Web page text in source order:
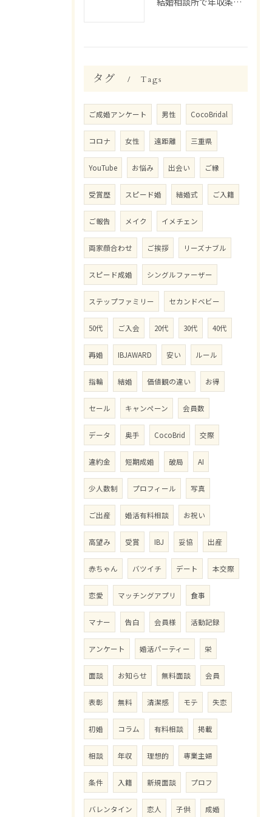
タグ Tags
ご成婚アンケート 男性 CocoBridal
コロナ 女性 遠距離 三重県
YouTube お悩み 出会い ご縁
受賞歴 スピード婚 結婚式 ご入籍
ご報告 メイク イメチェン
両家顔合わせ ご挨拶 リーズナブル
スピード成婚 シングルファーザー
ステップファミリー セカンドベビー
50代 ご入会 20代 30代 40代
再婚 IBJAWARD 安い ルール
指輪 結婚 価値観の違い お得
セール キャンペーン 会員数
データ 奥手 CocoBrid 交際
違約金 短期成婚 破局 AI
少人数制 プロフィール 写真
ご出産 婚活有料相談 お祝い
高望み 受賞 IBJ 妥協 出産
赤ちゃん バツイチ デート 本交際
恋愛 マッチングアプリ 食事
マナー 告白 会員様 活動記録
アンケート 婚活パーティー 栄
面談 お知らせ 無料面談 会員
表彰 無料 清潔感 モテ 失恋
初婚 コラム 有料相談 掲載
相談 年収 理想的 専業主婦
条件 入籍 新規面談 プロフ
バレンタイン 恋人 子供 成婚